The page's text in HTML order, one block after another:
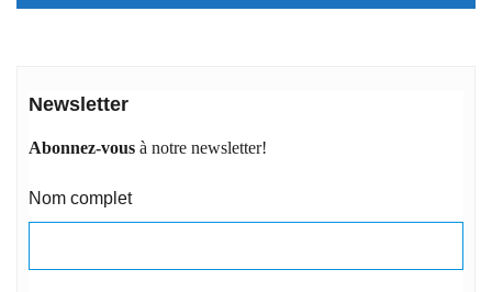
Newsletter
Abonnez-vous à notre newsletter!
Nom complet